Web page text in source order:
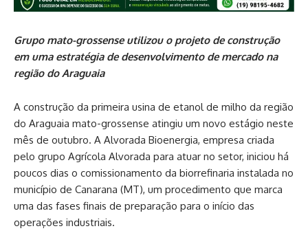
Grupo mato-grossense utilizou o projeto de construção
em uma estratégia de desenvolvimento de mercado na
região do Araguaia
A construção da primeira usina de etanol de milho da região
do Araguaia mato-grossense atingiu um novo estágio neste
mês de outubro. A Alvorada Bioenergia, empresa criada
pelo grupo Agrícola Alvorada para atuar no setor, iniciou há
poucos dias o comissionamento da biorrefinaria instalada no
município de Canarana (MT), um procedimento que marca
uma das fases finais de preparação para o início das
operações industriais.